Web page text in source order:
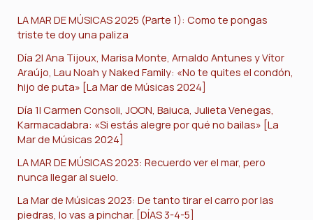
LA MAR DE MÚSICAS 2025 (Parte 1): Como te pongas
triste te doy una paliza
Día 2| Ana Tijoux, Marisa Monte, Arnaldo Antunes y Vítor
Araújo, Lau Noah y Naked Family: «No te quites el condón,
hijo de puta» [La Mar de Músicas 2024]
Día 1| Carmen Consoli, JOON, Baiuca, Julieta Venegas,
Karmacadabra: «Si estás alegre por qué no bailas» [La
Mar de Músicas 2024]
LA MAR DE MÚSICAS 2023: Recuerdo ver el mar, pero
nunca llegar al suelo.
La Mar de Músicas 2023: De tanto tirar el carro por las
piedras, lo vas a pinchar. [DÍAS 3-4-5]